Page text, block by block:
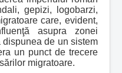
gepizi, logobarzi,
care, evident,
asupra zonei
de un sistem
un punct de trecere
migratoare.